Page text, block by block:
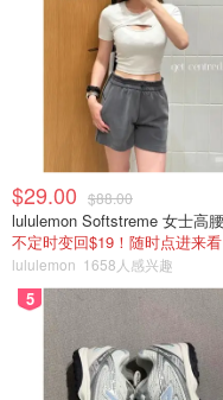
$29.00 $88.00
不定时变回$19！随时点进来看
lululemon 1658人感兴趣
5